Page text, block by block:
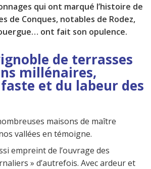
qui ont marqué l’histoire de
de Conques, notables de Rodez,
ont fait son opulence.
de terrasses
millénaires,
et du labeur des
maisons de maître
vallées en témoigne.
empreint de l’ouvrage des
» d’autrefois. Avec ardeur et